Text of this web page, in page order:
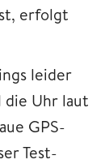
erfolgt
leider
die Uhr laut
GPS-
Test-